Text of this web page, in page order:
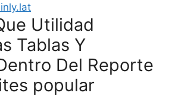
Utilidad
Tablas Y
Del Reporte
popular